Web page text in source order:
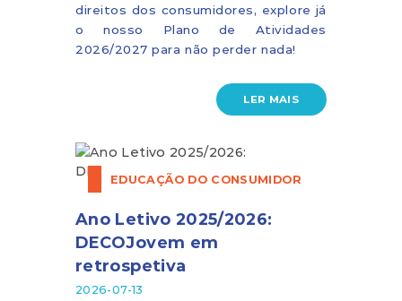
direitos dos consumidores, explore já
o nosso Plano de Atividades
2026/2027 para não perder nada!
LER MAIS
EDUCAÇÃO DO CONSUMIDOR
Ano Letivo 2025/2026:
DECOJovem em
retrospetiva
2026-07-13